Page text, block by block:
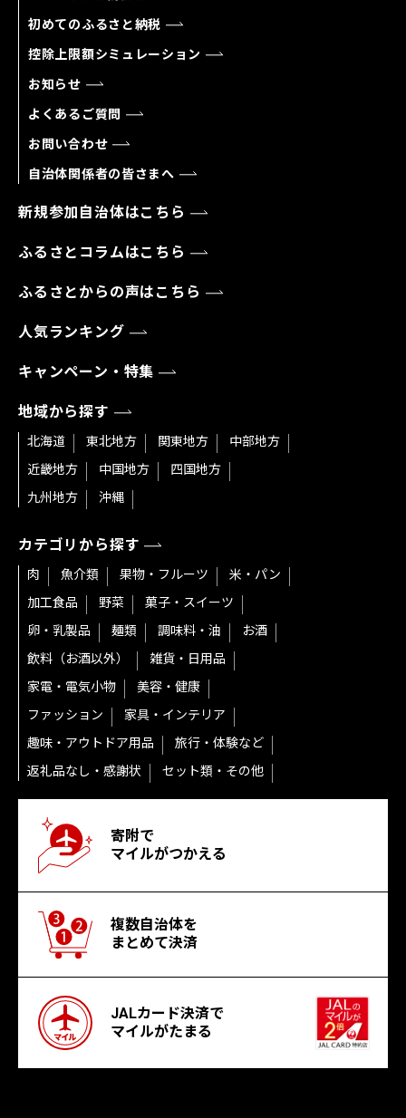
初めてのふるさと納税
控除上限額シミュレーション
お知らせ
よくあるご質問
お問い合わせ
自治体関係者の皆さまへ
新規参加自治体はこちら
ふるさとコラムはこちら
ふるさとからの声はこちら
人気ランキング
キャンペーン・特集
地域から探す
北海道 東北地方 関東地方
中部地方
近畿地方
中国地方
四国地方
九州地方
沖縄
カテゴリから探す
肉 魚介類 果物・フルーツ
米・パン
加工食品
野菜
菓子・スイーツ
卵・乳製品
麺類 調味料・油
お酒
飲料（お酒以外）
雑貨・日用品
家電・電気小物
美容・健康
ファッション
家具・インテリア
趣味・アウトドア用品
旅行・体験など
返礼品なし・感謝状
セット類・その他
寄附で
マイルがつかえる
複数自治体を
まとめて決済
JALカード決済で
マイルがたまる